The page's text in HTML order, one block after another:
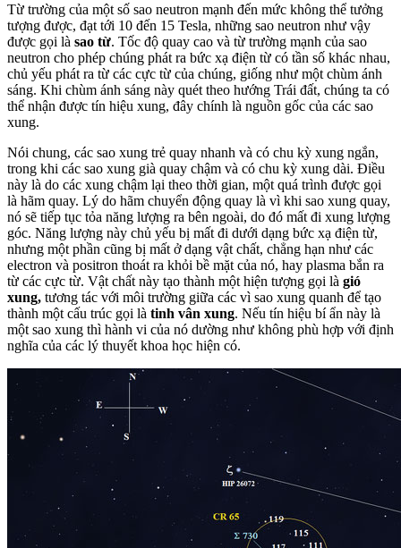
Từ trường của một số sao neutron mạnh đến mức không thể tưởng
tượng được, đạt tới 10 đến 15 Tesla, những sao neutron như vậy
được gọi là sao từ. Tốc độ quay cao và từ trường mạnh của sao
neutron cho phép chúng phát ra bức xạ điện từ có tần số khác nhau,
chủ yếu phát ra từ các cực từ của chúng, giống như một chùm ánh
sáng. Khi chùm ánh sáng này quét theo hướng Trái đất, chúng ta có
thể nhận được tín hiệu xung, đây chính là nguồn gốc của các sao
xung.
Nói chung, các sao xung trẻ quay nhanh và có chu kỳ xung ngắn,
trong khi các sao xung già quay chậm và có chu kỳ xung dài. Điều
này là do các xung chậm lại theo thời gian, một quá trình được gọi
là hãm quay. Lý do hãm chuyển động quay là vì khi sao xung quay,
nó sẽ tiếp tục tỏa năng lượng ra bên ngoài, do đó mất đi xung lượng
góc. Năng lượng này chủ yếu bị mất đi dưới dạng bức xạ điện từ,
nhưng một phần cũng bị mất ở dạng vật chất, chẳng hạn như các
electron và positron thoát ra khỏi bề mặt của nó, hay plasma bắn ra
từ các cực từ. Vật chất này tạo thành một hiện tượng gọi là gió
xung, tương tác với môi trường giữa các vì sao xung quanh để tạo
thành một cấu trúc gọi là tinh vân xung. Nếu tín hiệu bí ẩn này là
một sao xung thì hành vi của nó dường như không phù hợp với định
nghĩa của các lý thuyết khoa học hiện có.